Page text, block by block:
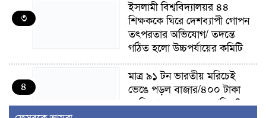
৩
ইসলামী বিশ্ববিদ্যালয়র ৪৪
শিক্ষককে ঘিরে দেশব্যাপী গোপন
তৎপরতার অভিযোগ/ তদন্তে
গঠিত হলো উচ্চপর্যায়ের কমিটি
৪
মাত্র ৯১ টন ভারতীয় মরিচেই
ভেঙে পড়ল বাজার/৪০০ টাকা
কেজি দাম কে ধরে রেখেছিল?